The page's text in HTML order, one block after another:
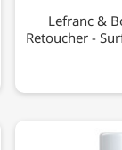
Lefranc &
Retoucher -